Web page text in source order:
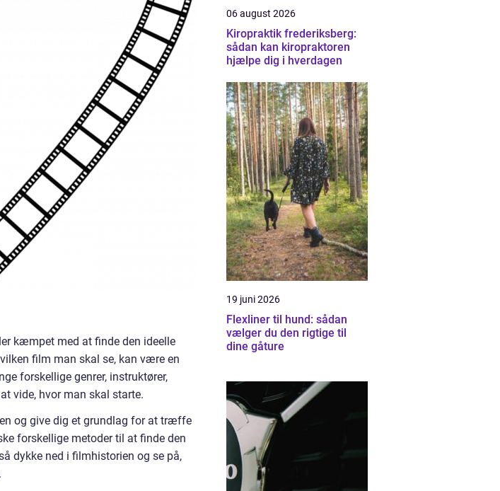
kæmpet med at finde den ideelle
film man skal se, kan være en
forskellige genrer, instruktører,
vide, hvor man skal starte.
og give dig et grundlag for at træffe
forskellige metoder til at finde den
dykke ned i filmhistorien og se på,
06 august 2026
Kiropraktik frederiksberg:
sådan kan kiropraktoren
hjælpe dig i hverdagen
19 juni 2026
Flexliner til hund: sådan
vælger du den rigtige til
dine gåture